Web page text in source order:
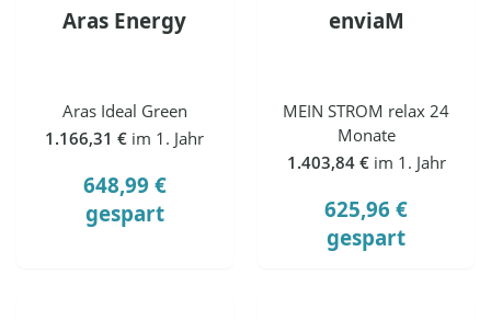
Aras Energy
Aras Ideal Green
1.166,31 € im 1. Jahr
648,99 €
gespart
enviaM
MEIN STROM relax 24
Monate
1.403,84 € im 1. Jahr
625,96 €
gespart